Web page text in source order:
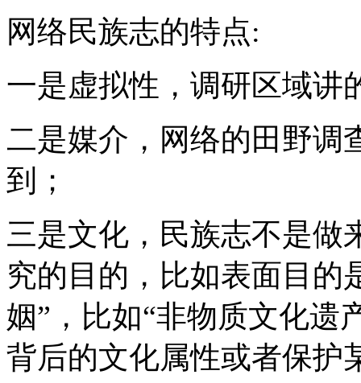
网络民族志的特点:
一是虚拟性，调研区域讲
二是媒介，网络的田野调
到；
三是文化，民族志不是做
究的目的，比如表面目的
姻”，比如“非物质文化遗
背后的文化属性或者保护